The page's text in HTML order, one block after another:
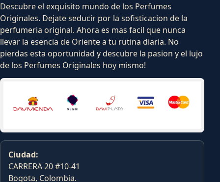
Descubre el exquisito mundo de los Perfumes
Originales. Dejate seducir por la sofisticacion de la
perfumeria original. Ahora es mas facil que nunca
llevar la esencia de Oriente a tu rutina diaria. No
pierdas esta oportunidad y descubre la pasion y el lujo
de los Perfumes Originales hoy mismo!
Ciudad:
CARRERA 20 #10-41
Bogota, Colombia.